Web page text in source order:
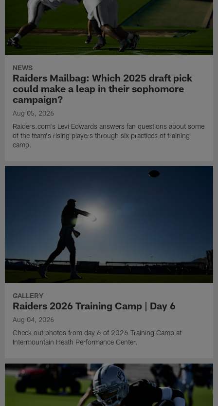
NEWS
Raiders Mailbag: Which 2025 draft pick
could make a leap in their sophomore
campaign?
Aug 05, 2026
Raiders.com's Levi Edwards answers fan questions about some
of the team's rising players through six practices of training
camp.
GALLERY
Raiders 2026 Training Camp | Day 6
Aug 04, 2026
Check out photos from day 6 of 2026 Training Camp at
Intermountain Heath Performance Center.